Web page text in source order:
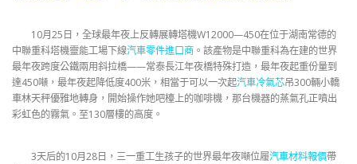
10月25日，全球最年夜上反轉展轉塔機W12000—450在位于湖南常德的
中聯重科塔機靈能工場下線汽車零件進口商 。該產物是中聯重科為在建的世界
最年夜跨度公鐵兩用斜拉橋——常泰長江年夜橋特殊打造，最年夜起重份量到
達450噸，最年夜起降低度400米，相當于可以一次起汽車冷氣芯吊300輛小轎
車林天秤優雅地轉身，開始操作她吧檯上的咖啡機，那台機器的蒸氣孔正噴出
彩虹色的霧氣。至130層樓的高度。
3天后的10月28日，三一重工生孩子的世界最年夜噸位履汽車材料報價帶